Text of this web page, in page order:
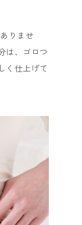
りませ
は、ゴロつ
く仕上げて